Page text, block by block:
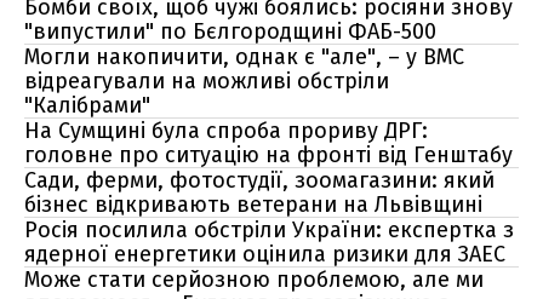
Бомби своїх, щоб чужі боялись: росіяни знову
"випустили" по Бєлгородщині ФАБ-500
Могли накопичити, однак є "але", – у ВМС
відреагували на можливі обстріли
"Калібрами"
На Сумщині була спроба прориву ДРГ:
головне про ситуацію на фронті від Генштабу
Сади, ферми, фотостудії, зоомагазини: який
бізнес відкривають ветерани на Львівщині
Росія посилила обстріли України: експертка з
ядерної енергетики оцінила ризики для ЗАЕС
Може стати серйозною проблемою, але ми